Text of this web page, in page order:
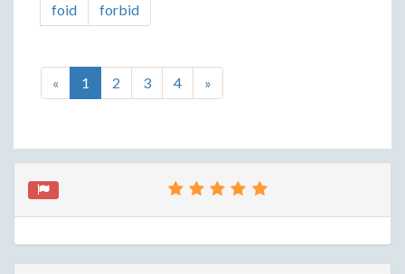
foid
forbid
« 1 2 3 4 »